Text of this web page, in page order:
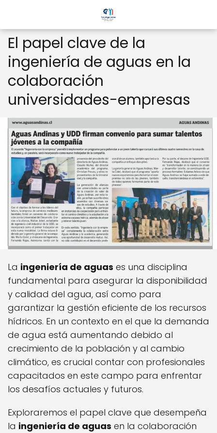
El papel clave de la
ingeniería de aguas en la
colaboración
universidades-empresas
La ingeniería de aguas es una disciplina
fundamental para asegurar la disponibilidad
y calidad del agua, así como para
garantizar la gestión eficiente de los recursos
hídricos. En un contexto en el que la demanda
de agua está aumentando debido al
crecimiento de la población y al cambio
climático, es crucial contar con profesionales
capacitados en este campo para enfrentar
los desafíos actuales y futuros.
Exploraremos el papel clave que desempeña
la ingeniería de aguas en la colaboración